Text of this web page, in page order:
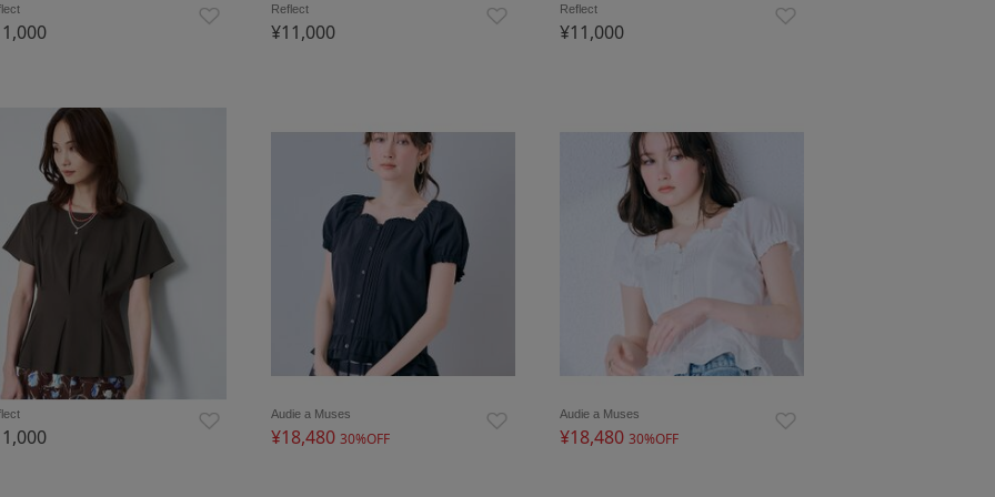
Reflect
¥11,000
Reflect
¥11,000
Audie a Muses
¥18,480 30%OFF
Audie a Muses
¥18,480 30%OFF